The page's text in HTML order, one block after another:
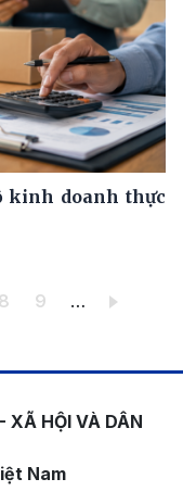
kinh doanh thực
Trang
8 Trang
9 …
XÃ HỘI VÀ DÂN
Nam